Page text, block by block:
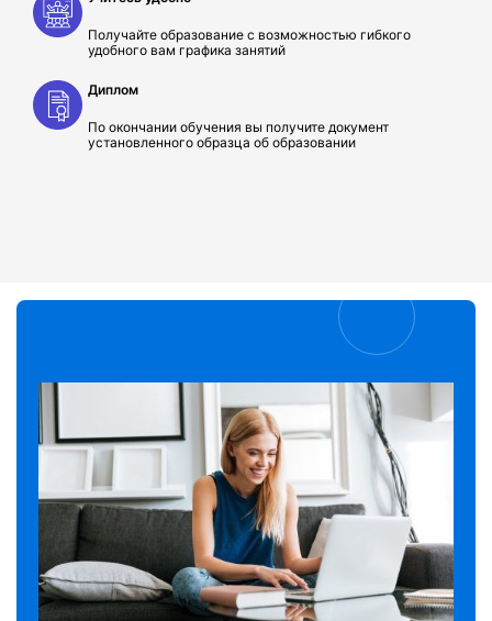
Получайте образование с возможностью гибкого
удобного вам графика занятий
Диплом
По окончании обучения вы получите документ
установленного образца об образовании